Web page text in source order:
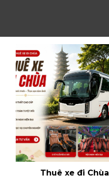
Thuê xe đi Chùa